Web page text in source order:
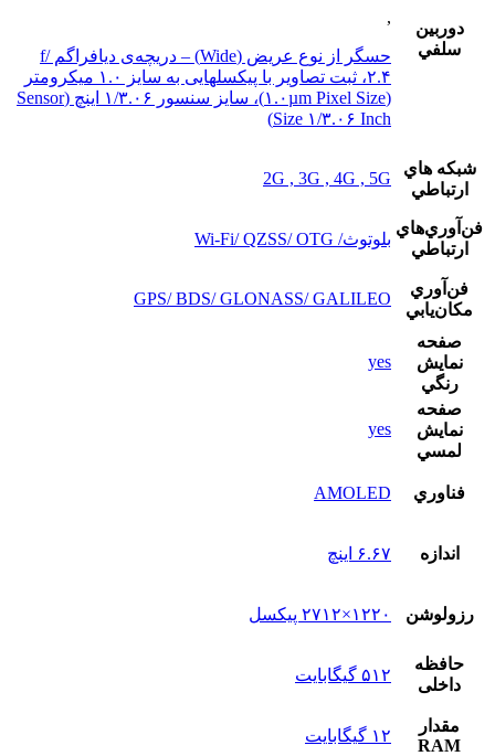
دوربين
سلفي
,
حسگر از نوع عریض (Wide) – دریچه‌ی دیافراگم f/
۲.۴، ثبت تصاویر با پیکسل‎هایی به سایز ۱.۰ میکرومتر
(۱.۰µm Pixel Size)، سایز سنسور ۱/۳.۰۶ اینچ (Sensor
Size ۱/۳.۰۶ Inch)
شبکه هاي
ارتباطي
2G , 3G , 4G , 5G
فن‌آوري‌هاي
ارتباطي
بلوتوث/ Wi-Fi/ QZSS/ OTG
فن‌آوري
مکان‌يابي
GPS/ BDS/ GLONASS/ GALILEO
صفحه
نمايش
رنگي
yes
صفحه
نمايش
لمسي
yes
فناوري AMOLED
اندازه ۶.۶۷ اینچ
رزولوشن ۱۲۲۰×۲۷۱۲ پیکسل
حافظه
داخلی
۵۱۲ گیگابایت
مقدار
RAM
۱۲ گیگابایت